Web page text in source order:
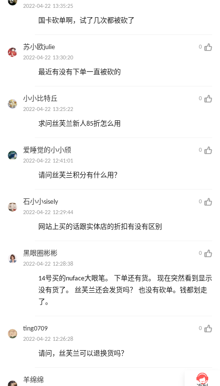
2022-04-22 13:35:25
国卡砍单啊，试了几次都被砍了
苏小欧julie
0
2022-04-22 13:30:20
最近有没有下单一直被砍的
小小比特丘
0
2022-04-22 13:25:22
求问丝芙兰新人85折怎么用
爱睡觉的小小颀
0
2022-04-22 12:41:01
请问丝芙兰积分有什么用？
石小小sisely
0
2022-04-22 12:29:44
网站上买的话跟实体店的折扣有没有区别
黑眼圈彬彬
0
2022-04-22 12:28:38
14号买的nuface大眼笔。 下单还有货。 现在突然看到显示
没有货了。 丝芙兰还会发货吗？ 也没有砍单。钱都划走
了。
ting0709
0
2022-04-22 12:26:28
请问，丝芙兰可以退换货吗？
羊绵绵
0